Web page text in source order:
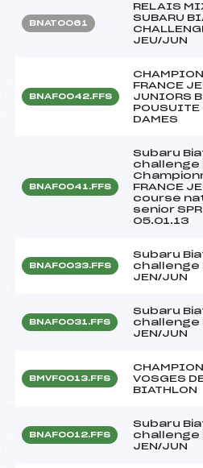
BNAT0061
RELAIS
SUBARU
JEU/JUN
BNAF0042.FFS
FRANCE
JUNIORS
DAMES
BNAF0041.FFS
Subaru
challenge
FRANCE
course
senior
05.01.13
BNAF0033.FFS
Subaru
challenge
JEN/JUN
BNAF0031.FFS
Subaru
challenge
JEN/JUN
BMVF0013.FFS
VOSGES
BIATHLON
BNAF0012.FFS
Subaru
challenge
JEN/JUN